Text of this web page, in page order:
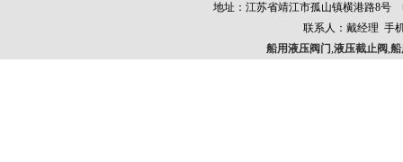
地址：江苏省靖江市孤山镇横港路8号
联系人：戴经理 手
船用液压阀门,液压截止阀,船